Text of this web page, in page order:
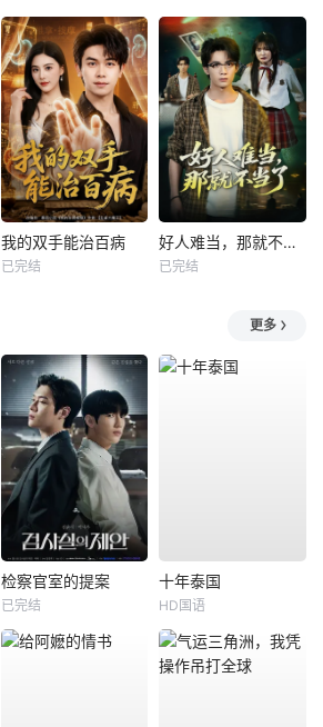
我的双手能治百病
已完结
好人难当，那就不当了
已完结
更多
检察官室的提案
已完结
十年泰国
HD国语